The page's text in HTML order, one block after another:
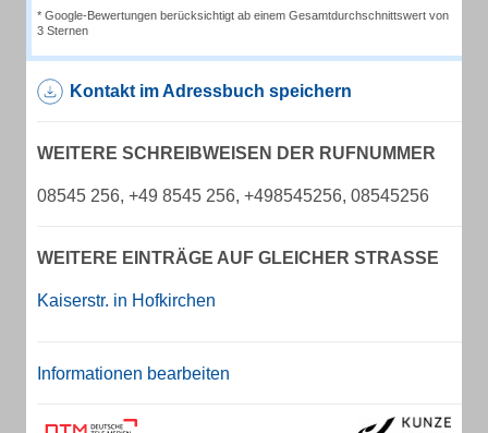
* Google-Bewertungen berücksichtigt ab einem Gesamtdurchschnittswert von
3 Sternen
Kontakt im Adressbuch speichern
WEITERE SCHREIBWEISEN DER RUFNUMMER
08545 256, +49 8545 256, +498545256, 08545256
WEITERE EINTRÄGE AUF GLEICHER STRASSE
Kaiserstr. in Hofkirchen
Informationen bearbeiten